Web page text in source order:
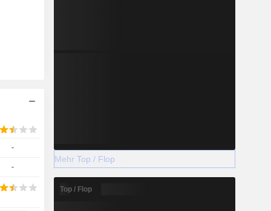
-
-
Mehr Top / Flop
Top / Flop